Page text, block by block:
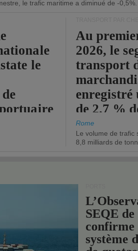
le trafic maritime a diminué de -0,5%.
le
Au
2026, le
transport
enregistré
de 2,7 %
chiffre
Rome
Le volume de trafic
8,8 milliards de
SEQE de
confirme
système